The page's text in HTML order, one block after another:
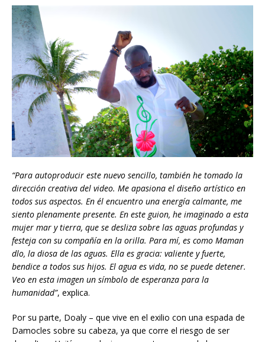
“Para autoproducir este nuevo sencillo, también he tomado la
dirección creativa del video. Me apasiona el diseño artístico en
todos sus aspectos. En él encuentro una energía calmante, me
siento plenamente presente. En este guion, he imaginado a esta
mujer mar y tierra, que se desliza sobre las aguas profundas y
festeja con su compañía en la orilla. Para mí, es como Maman
dlo, la diosa de las aguas. Ella es gracia: valiente y fuerte,
bendice a todos sus hijos. El agua es vida, no se puede detener.
Veo en esta imagen un símbolo de esperanza para la
humanidad”, explica.
Por su parte, Doaly – que vive en el exilio con una espada de
Damocles sobre su cabeza, ya que corre el riesgo de ser